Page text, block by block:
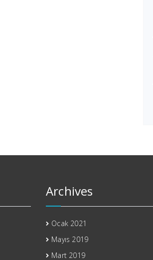
Archives
Ocak 2021
Mayıs 2019
Mart 2019